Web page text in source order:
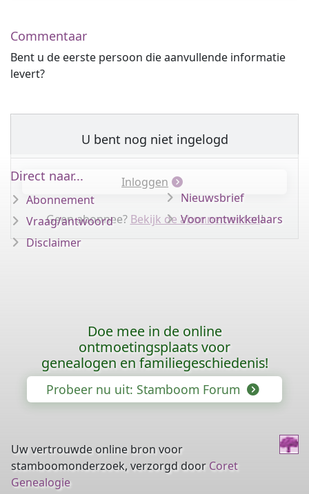
Commentaar
Bent u de eerste persoon die aanvullende informatie
levert?
U bent nog niet ingelogd
Inloggen
Geen abonnee? Bekijk de abonnementen!
Direct naar...
Abonnement
Vraag/antwoord
Disclaimer
Nieuwsbrief
Voor ontwikkelaars
Doe mee in de online
ontmoetingsplaats voor
genealogen en familiegeschiedenis!
Probeer nu uit: Stamboom Forum
Uw vertrouwde online bron voor
stamboomonderzoek, verzorgd door Coret
Genealogie